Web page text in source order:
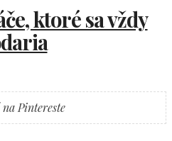
ktoré sa vždy
Pintereste